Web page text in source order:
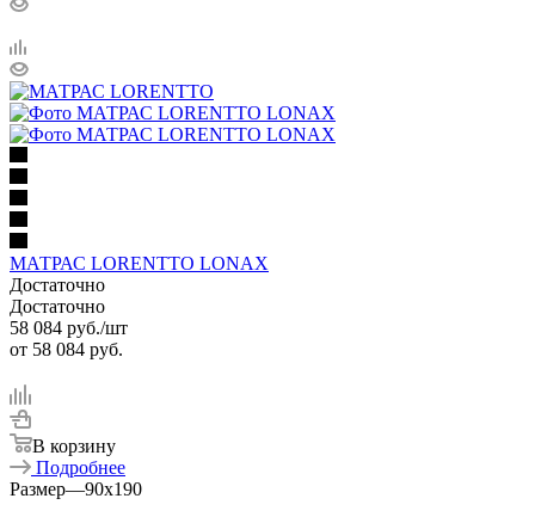
МАТРАС LORENTTO LONAX
Достаточно
Достаточно
58 084 руб./шт
от 58 084 руб.
В корзину
Подробнее
Размер—90x190